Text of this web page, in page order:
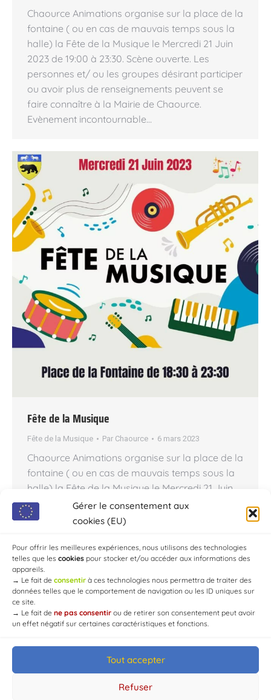
Gérer le consentement aux
cookies (EU)
Pour offrir les meilleures expériences, nous utilisons des technologies
telles que les cookies pour stocker et/ou accéder aux informations des
appareils.
→ Le fait de consentir à ces technologies nous permettra de traiter des
données telles que le comportement de navigation ou les ID uniques sur
ce site.
→ Le fait de ne pas consentir ou de retirer son consentement peut avoir
un effet négatif sur certaines caractéristiques et fonctions.
Tout accepter
Refuser
Chaource Animations organise sur la place de la
fontaine ( ou en cas de mauvais temps sous la
halle) la Fête de la Musique le Mercredi 21 Juin
2023 de 19:00 à 23:30. Scène ouverte. Les
personnes et/ ou les groupes désirant participer
ou avoir plus de renseignements peuvent se
faire connaître à la Mairie de Chaource.
Evènement incontournable…
Fête de la Musique
Fête de la Musique Par Chaource 6 mars 2023
Chaource Animations organise sur la place de la
fontaine ( ou en cas de mauvais temps sous la
halle) la Fête de la Musique le Mercredi 21 Juin
2023 de 18:30 à 23:30. Scène ouverte. Les
personnes et/ ou les groupes désirant participer
faire connaître à la Mairie…
© Mairie de Chaource [2004-2024] | Tous droits réservés.
Developed byWEB3-DESIGN